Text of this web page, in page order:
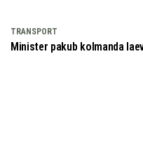
TRANSPORT
Minister pakub kolmanda